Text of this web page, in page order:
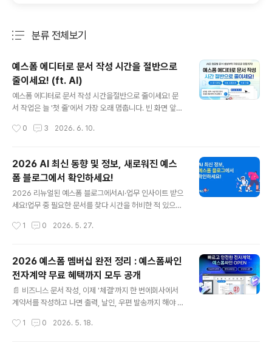
분류 전체보기
예스폼 에디터로 문서 작성 시간을 절반으로
줄이세요! (ft. AI)
예스폼 에디터로 문서 작성 시간을절반으로 줄이세요! 문
서 작업은 늘 '첫 줄'에서 가장 오래 멈춥니다. 빈 화면 앞에
예스폼 에디터는 문서 주제만 입력하면 AI가 본문 초안을
회원이면 누구나 자유롭게 이용 가능하며, 로그인하지 않
아도 무료로 10번까지 체험해 볼 수 있어요. 지금 바로 사
용 해보세요! #예스폼에디터 #AI문서편집 #문서편집 ..
0 3 2026. 6. 10.
2026 AI 최신 동향 및 정보, 새로워진 예스
폼 블로그에서 확인하세요!
2026 리뉴얼된 예스폼 블로그에서AI·업무 인사이트 받으
세요!업무 중 필요한 문서를 찾다 시간을 허비한 적 있으신
무에딱 맞는 자료를 찾는 데 생각보다 많은 시간이 걸립니
를 바로 찾을 수 있습니다.오늘의 업무가이드 원픽, AI 워크
플로우, 최신 서식 업데이트 소식까지!실무에 바로 쓸 수 있
는 정보를 한 화면에서 확인하세요. 지금 바로 둘러보고,오
늘 업무에 필요한 자료를 가져가세요. #ai인사이트 #ai정
보 #예스폼블로그예스폼 블로그 리뉴얼, 이런점이 새로워
합니다. 남들보다 빠르게 확인하세요! AI 워크플로우 바로
1 0 2026. 5. 27.
2026 예스폼 멤버십 완전 정리 : 예스폼싸인
전자계약 무료 혜택까지 모두 공개
📄 비즈니스 문서 작성, 이제 '체결'까지 한 번에회사에서
계약서를 작성하고 나면 출력, 날인, 우편 발송까지 해야 하
과 일정을 맞추기도 어렵고, 등기 발송 후 며칠을 기다려야
1 0 2026. 5. 18.